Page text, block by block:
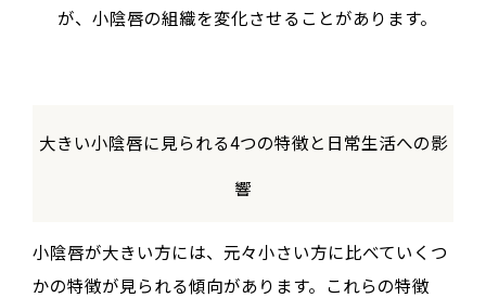
が、小陰唇の組織を変化させることがあります。
大きい小陰唇に見られる4つの特徴と日常生活への影
響
小陰唇が大きい方には、元々小さい方に比べていくつ
かの特徴が見られる傾向があります。これらの特徴